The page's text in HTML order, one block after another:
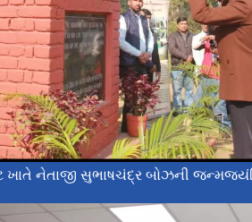
ખાતે નેતાજી સુભાષચંદ્ર બોઝની